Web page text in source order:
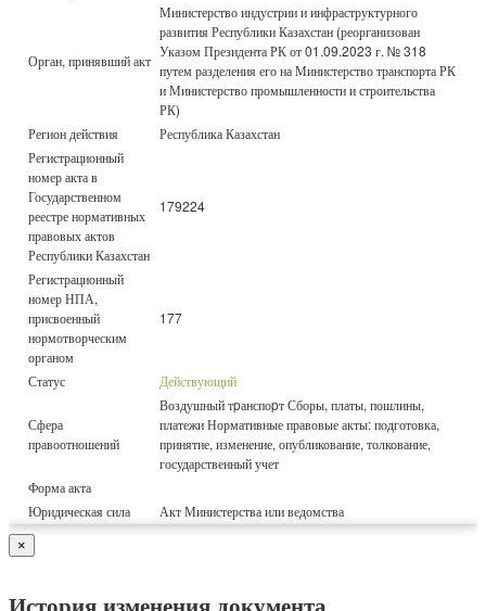
Орган, принявший акт
Министерство индустрии и инфраструктурного
развития Республики Казахстан (реорганизован
Указом Президента РК от 01.09.2023 г. № 318
путем разделения его на Министерство транспорта РК
и Министерство промышленности и строительства
РК)
Регион действия
Республика Казахстан
Регистрационный
номер акта в
Государственном
реестре нормативных
правовых актов
Республики Казахстан
179224
Регистрационный
номер НПА,
присвоенный
нормотворческим
органом
177
Статус Действующий
Сфера
правоотношений
Воздушный тpанспоpт Сборы, платы, пошлины,
платежи Нормативные правовые акты: подготовка,
принятие, изменение, опубликование, толкование,
государственный учет
Форма акта
Юридическая сила
Акт Министерства или ведомства
×